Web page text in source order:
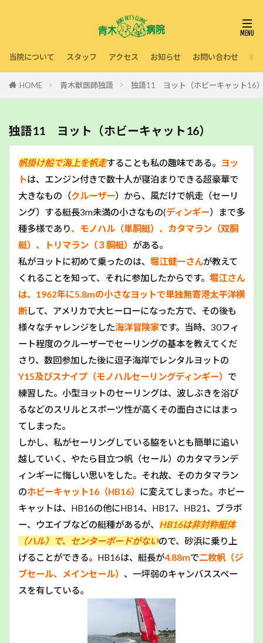
当院について スタッフ アクセス お知らせ お問い合わせ 利
HOME 青木獣医師独語 独語11 ヨット（ホビーキャット16
独語11 ヨット（ホビーキャット16）
帆掛け船で海上を帆走することも私の趣味である。
ヨッ
トは、エンジン付きで数十人が寝泊まりできる超豪華で
大きなもの（クルーザー）から、風だけで帆走（セーリ
ング）する艇長3m未満の小さなもの(ディンギー）まで多
種多様であり、モノハル（単胴艇）、カタマラン（双胴
艇）、トリマラン（３胴艇） がある。
私がヨットに初めて乗ったのは、 堀江健一さんが教えて
くれることを知って、それに参加したからです。 堀江さん
は、1962年に5.8mの小さなヨットで単独無寄港太平洋横
断して、アメリカで大ヒーローになった方で、その後も
様々なチャレンジをした海洋冒険家です。当時、30フィ
ート程度のクルーザーでセーリングの基本を教えてくだ
さり、数回参加した後に逗子海岸でレンタルヨットの
Y15及びスナイプ（モノハルセーリングディンギー） で
練習した。小型ヨットのセーリングは、波しぶきを浴び
るなどのスリルとスポーツ性が高くその面白さにはまっ
てしまった。
しかし、私がセーリングしている脇をいとも簡単に追い
越していく、やたら目立つ帆（セール）のカタマランデ
ィンギーに悔しい思いをした。それ故、そのカタマラン
のホビーキャット16（HB16） に変えてしまった。ホビー
キャットは、HB16の他にHB14、HB17、HB21、ブラボ
ー、ウエイブなどの艇種があるが、 HB16は非対称艇体
（ハル）で、センターボードがないので、砂浜に乗り上
げることができる。HB16は、艇長が4.88mで二枚帆（ジ
ブセール、メインセール） 、一坪弱のキャンバススペー
スを有している。